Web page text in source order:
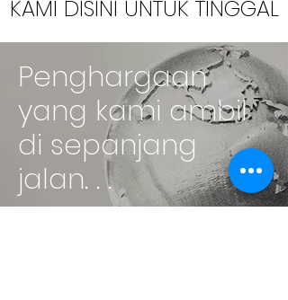
KAMI DISINI UNTUK TINGGAL
Penghargaan
yang kami ambil
di sepanjang
jalan. . .